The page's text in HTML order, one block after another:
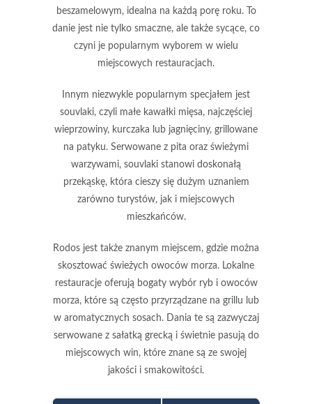
beszamelowym, idealna na każdą porę roku. To
danie jest nie tylko smaczne, ale także sycące, co
czyni je popularnym wyborem w wielu
miejscowych restauracjach.
Innym niezwykle popularnym specjałem jest
souvlaki, czyli małe kawałki mięsa, najczęściej
wieprzowiny, kurczaka lub jagnięciny, grillowane
na patyku. Serwowane z pita oraz świeżymi
warzywami, souvlaki stanowi doskonałą
przekąskę, która cieszy się dużym uznaniem
zarówno turystów, jak i miejscowych
mieszkańców.
Rodos jest także znanym miejscem, gdzie można
skosztować świeżych owoców morza. Lokalne
restauracje oferują bogaty wybór ryb i owoców
morza, które są często przyrządzane na grillu lub
w aromatycznych sosach. Dania te są zazwyczaj
serwowane z sałatką grecką i świetnie pasują do
miejscowych win, które znane są ze swojej
jakości i smakowitości.